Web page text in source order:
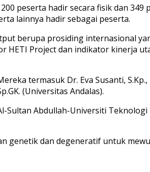
peserta hadir secara fisik dan 349
lainnya hadir sebagai peserta.
berupa prosiding internasional
HETI Project dan indikator kinerja
termasuk Dr. Eva Susanti,
(Universitas Andalas).
Al-Sultan Abdullah-Universiti
genetik dan degeneratif untuk